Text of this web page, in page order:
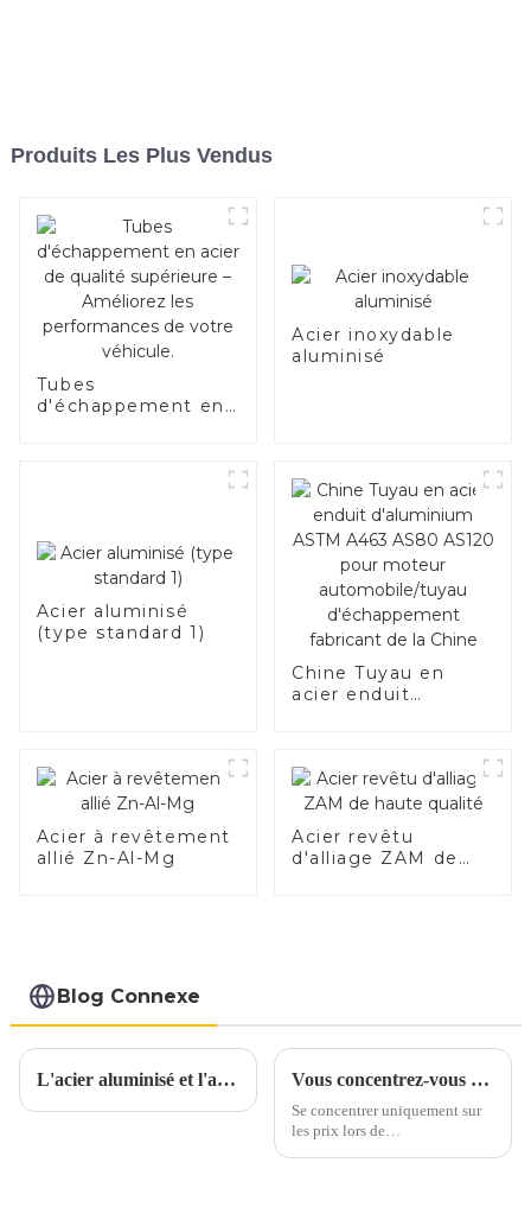
Produits Les Plus Vendus
Tubes
d'échappement en
Acier inoxydable
aluminisé
Acier aluminisé
(type standard 1)
Chine Tuyau en
acier enduit
automobile/tuyau
d'échappement
Chine
Acier à revêtement
allié Zn-Al-Mg
Acier revêtu
d'alliage ZAM de
Blog Connexe
L'acier aluminisé et l'acier inoxydable aluminisé sont-ils parents ? Vous concentrez-vous uniquement sur les prix lorsque vous vous approvisionnez en acier inoxydable ?
Se concentrer uniquement sur
les prix lors de